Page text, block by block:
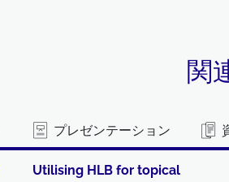
関
プレゼンテーション
Utilising HLB for topical